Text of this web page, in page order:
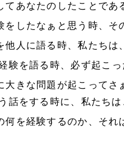
てあなたのしたことであ
をしたなぁと思う時、そ
他人に語る時、私たち
験を語る時、必ず起こ
大きな問題が起こって
話をする時に、私たち
何を経験するのか、そ